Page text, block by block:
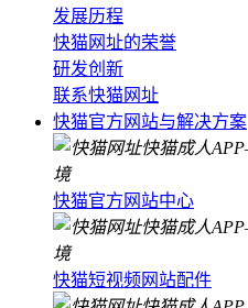
发展历程
快猫网址的荣誉
研发创新
联系快猫网址
快猫官方网站与解决方案
快猫官方网站中心
快猫短视频网站配件